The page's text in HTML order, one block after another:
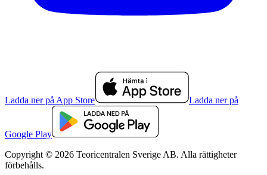
Ladda ner på App Store Ladda ner på
Google Play
Copyright © 2026 Teoricentralen Sverige AB. Alla rättigheter
förbehålls.